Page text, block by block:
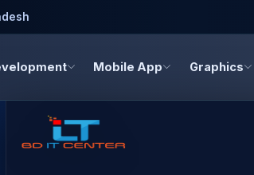
Mobile App Graphics